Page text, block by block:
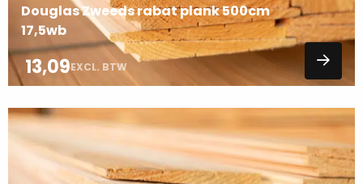
Douglas Zweeds rabat plank 500cm
17,5wb
13,09EXCL. BTW
Lees
meer